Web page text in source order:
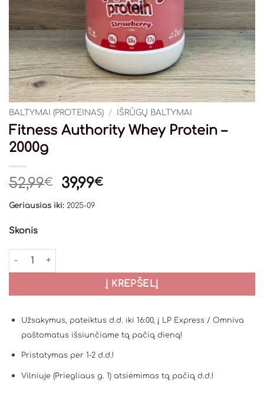
BALTYMAI (PROTEINAS) / IŠRŪGŲ BALTYMAI
Fitness Authority Whey Protein –
2000g
52,99€
Original
was:
39,99€Current
Geriausias iki: 2025-09
Skonis
produkto kiekis: Fitness Authority Whey Protein - 2000g
Į KREPŠELĮ
Užsakymus, pateiktus d.d. iki 16:00, į LP Express / Omniva
paštomatus išsiunčiame tą pačią dieną!
Pristatymas per 1-2 d.d.!
Vilniuje (Priegliaus g. 1) atsiėmimas tą pačią d.d.!